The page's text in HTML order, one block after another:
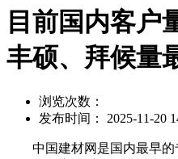
目前国内客户
丰硕、拜候量
浏览次数：
发布时间： 2025-11-20
中国建材网是国内最早的